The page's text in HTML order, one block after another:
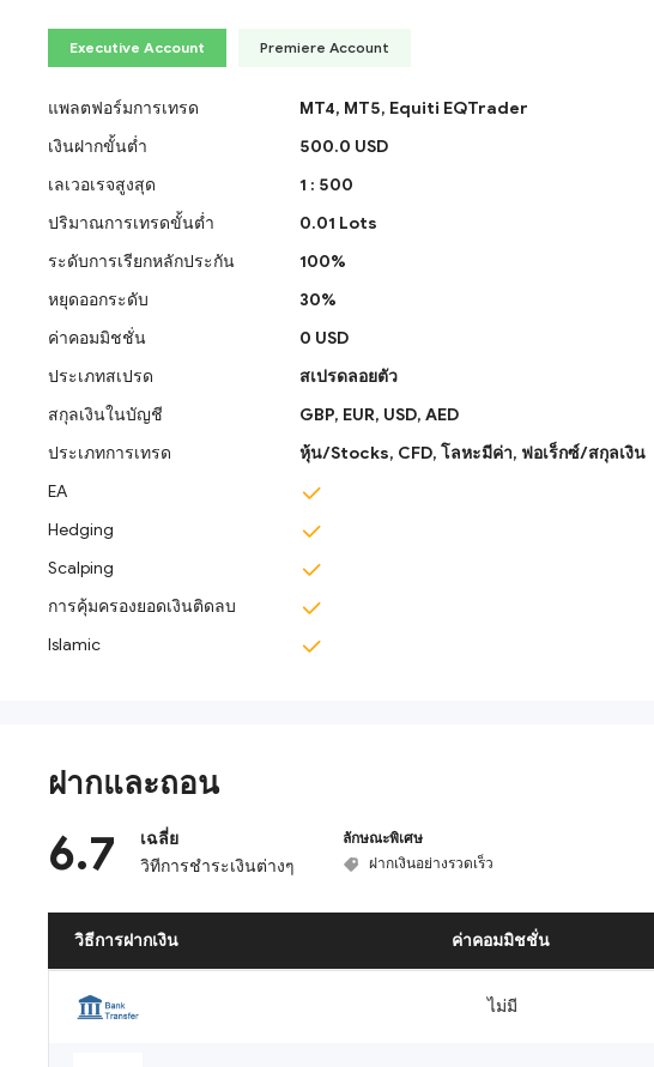
Executive Account Premiere Account
แพลตฟอร์มการเทรด MT4, MT5, Equiti EQTrader
เงินฝากขั้นต่ำ
500.0 USD
เลเวอเรจสูงสุด
1 : 500
ปริมาณการเทรดขั้นต่ำ
0.01 Lots
ระดับการเรียกหลักประกัน
100%
หยุดออกระดับ
30%
ค่าคอมมิชชั่น
0 USD
ประเภทสเปรด
สเปรดลอยตัว
สกุลเงินในบัญชี
GBP, EUR, USD, AED
ประเภทการเทรด
หุ้น/Stocks, CFD, โลหะมีค่า, ฟอเร็กซ์/สกุลเงิน
EA
Hedging
Scalping
การคุ้มครองยอดเงินติดลบ
Islamic
ฝากและถอน
6.7
เฉลี่ย
วิทีการชำระเงินต่างๆ
ลักษณะพิเศษ
ฝากเงินอย่างรวดเร็ว
วิธีการฝากเงิน ค่าคอมมิชชั่น
ไม่มี